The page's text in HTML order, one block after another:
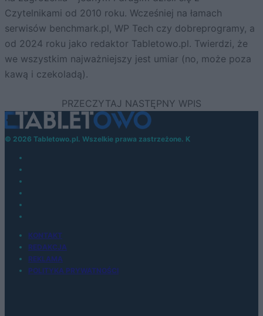
Czytelnikami od 2010 roku. Wcześniej na łamach
serwisów benchmark.pl, WP Tech czy dobreprogramy, a
od 2024 roku jako redaktor Tabletowo.pl. Twierdzi, że
we wszystkim najważniejszy jest umiar (no, może poza
kawą i czekoladą).
© 2026 Tabletowo.pl. Wszelkie prawa zastrzeżone. K
KONTAKT
REDAKCJA
REKLAMA
POLITYKA PRYWATNOŚCI